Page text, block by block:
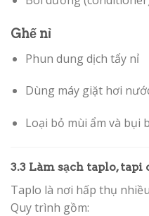
Ghế nỉ
Phun dung dịch tẩy nỉ
Dùng máy giặt hơi
Loại bỏ mùi ẩm và bụi
3.3 Làm sạch taplo, tapi
Taplo là nơi hấp thụ
Quy trình gồm: